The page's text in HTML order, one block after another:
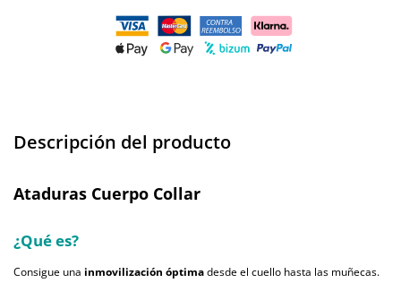
Descripción del producto
Ataduras Cuerpo Collar
¿Qué es?
Consigue una inmovilización óptimadesde el cuello hasta las muñecas.